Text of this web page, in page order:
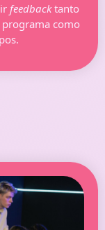
feedbacktanto
programa como